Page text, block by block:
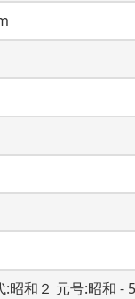
昭和２ 元号:昭和 -